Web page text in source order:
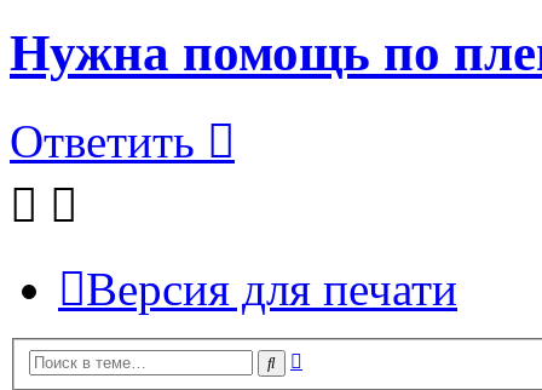
Нужна помощь по
Ответить
Версия для печати
Поиск